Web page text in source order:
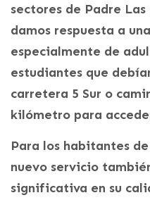
sectores de Padre Las
damos respuesta a
especialmente de
estudiantes que
carretera 5 Sur o
kilómetro para
Para los habitantes
nuevo servicio
significativa en su